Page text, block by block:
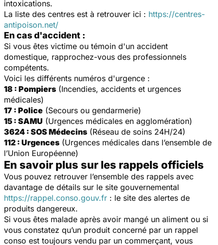
intoxications.
La liste des centres est à retrouver ici : https://centres-
antipoison.net/
En cas d'accident :
Si vous êtes victime ou témoin d'un accident
domestique, rapprochez-vous des professionnels
compétents.
Voici les différents numéros d'urgence :
18 : Pompiers (Incendies, accidents et urgences
médicales)
17 : Police (Secours ou gendarmerie)
15 : SAMU (Urgences médicales en agglomération)
3624 : SOS Médecins (Réseau de soins 24H/24)
112 : Urgences (Urgences médicales dans l’ensemble de
l’Union Européenne)
En savoir plus sur les rappels officiels
Vous pouvez retrouver l’ensemble des rappels avec
davantage de détails sur le site gouvernemental
https://rappel.conso.gouv.fr : le site des alertes de
produits dangereux.
Si vous êtes malade après avoir mangé un aliment ou si
vous constatez qu’un produit concerné par un rappel
conso est toujours vendu par un commerçant, vous